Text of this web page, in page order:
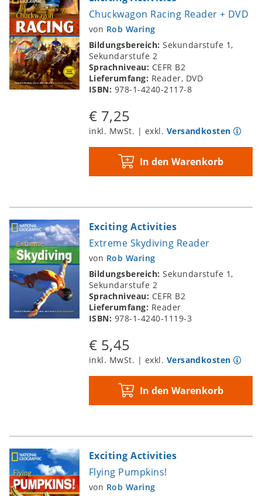
Chuckwagon Racing Reader + DVD
von Rob Waring
Bildungsbereich:Sekundarstufe 1,
Sekundarstufe 2
Sprachniveau: CEFR B2
Lieferumfang: Reader, DVD
ISBN: 978-1-4240-2117-8
€ 7,25
inkl. MwSt. | exkl. Versandkosten
In den Warenkorb
Exciting Activities
Extreme Skydiving Reader
von Rob Waring
Bildungsbereich:Sekundarstufe 1,
Sekundarstufe 2
Sprachniveau: CEFR B2
Lieferumfang: Reader
ISBN: 978-1-4240-1119-3
€ 5,45
inkl. MwSt. | exkl. Versandkosten
In den Warenkorb
Exciting Activities
Flying Pumpkins!
von Rob Waring